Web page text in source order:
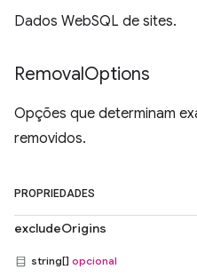
Dados WebSQL de sites.
RemovalOptions
Opções que determinam
removidos.
PROPRIEDADES
excludeOrigins
string[] opcional